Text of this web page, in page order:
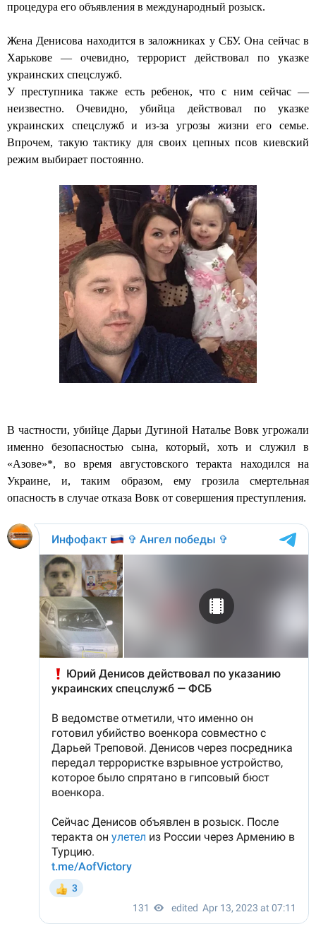
процедура его объявления в международный розыск.
Жена Денисова находится в заложниках у СБУ. Она сейчас в
Харькове — очевидно, террорист действовал по указке
украинских спецслужб.
У преступника также есть ребенок, что с ним сейчас —
неизвестно. Очевидно, убийца действовал по указке
украинских спецслужб и из-за угрозы жизни его семье.
Впрочем, такую тактику для своих цепных псов киевский
режим выбирает постоянно.
В частности, убийце Дарьи Дугиной Наталье Вовк угрожали
именно безопасностью сына, который, хоть и служил в
«Азове»*, во время августовского теракта находился на
Украине, и, таким образом, ему грозила смертельная
опасность в случае отказа Вовк от совершения преступления.